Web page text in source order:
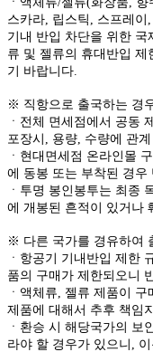
스카라, 립스틱, 스프레이
기내 반입 차단을 위한 국
류 및 젤류의 휴대반입 제
기 바랍니다.
※ 직항으로 출국하는 경
ㆍ전체 면세점에서 공동
포장시, 용량, 수량에 관
ㆍ현대면세점 온라인몰
에 동봉 또는 부착된 경우
ㆍ투명 봉인봉투는 최종
에 개봉된 흔적이 있거나
※ 다른 국가를 경유하여
ㆍ항공기 기내반입 제한
품의 구매가 제한되오니
ㆍ액체류, 젤류 제품이
제품에 대해서 추후 책임
ㆍ환승 시 해당국가의 보
라야 할 경우가 있으니,